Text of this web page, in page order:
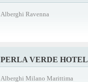
Alberghi Ravenna
PERLA VERDE HOTEL
Alberghi Milano Marittima